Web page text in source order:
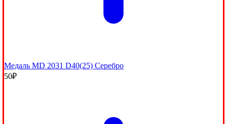
Медаль MD 2031 D40(25) Серебро
50₽